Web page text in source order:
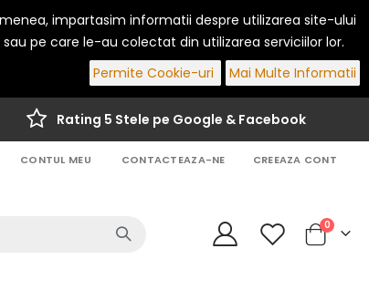
impartasim informatii despre utilizarea site-ului
pe care le-au colectat din utilizarea serviciilor lor.
Permite Cookie-uri
Mai Multe Informatii
Rating 5 Stele pe Google & Facebook
CONTUL MEU CONTACTEAZA-NE CREEAZA CONT
Cart
0articole